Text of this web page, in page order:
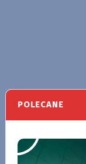
POLECANE